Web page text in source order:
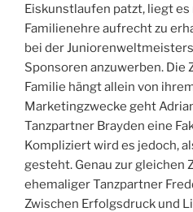
Eiskunstlaufen patzt, liegt es
Familienehre aufrecht zu
bei der
Sponsoren anzuwerben. Die
Familie hängt allein von
Marketingzwecke geht
Tanzpartner Brayden eine
Kompliziert wird es jedoch,
gesteht. Genau zur gleichen
ehemaliger Tanzpartner
Zwischen Erfolgsdruck und